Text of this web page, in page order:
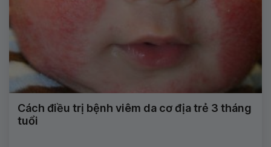
Cách điều trị bệnh viêm da cơ địa trẻ 3 tháng
tuổi